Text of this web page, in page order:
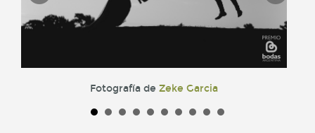
Fotografía de Zeke Garcia